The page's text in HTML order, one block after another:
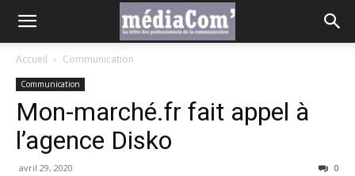
Accueil Communication
Communication
Mon-marché.fr fait appel à
l’agence Disko
avril 29, 2020 0